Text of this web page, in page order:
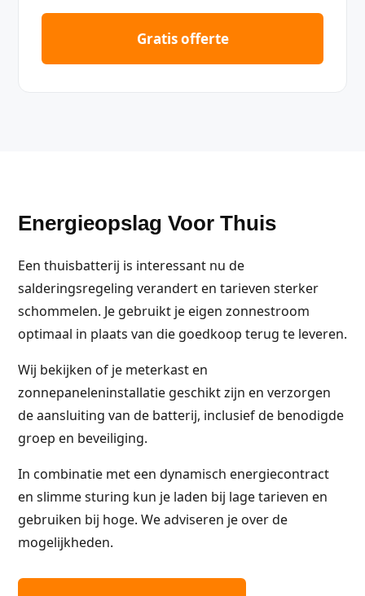
Gratis offerte
Energieopslag Voor Thuis
Een thuisbatterij is interessant nu de
salderingsregeling verandert en tarieven sterker
schommelen. Je gebruikt je eigen zonnestroom
optimaal in plaats van die goedkoop terug te leveren.
Wij bekijken of je meterkast en
zonnepaneleninstallatie geschikt zijn en verzorgen
de aansluiting van de batterij, inclusief de benodigde
groep en beveiliging.
In combinatie met een dynamisch energiecontract
en slimme sturing kun je laden bij lage tarieven en
gebruiken bij hoge. We adviseren je over de
mogelijkheden.